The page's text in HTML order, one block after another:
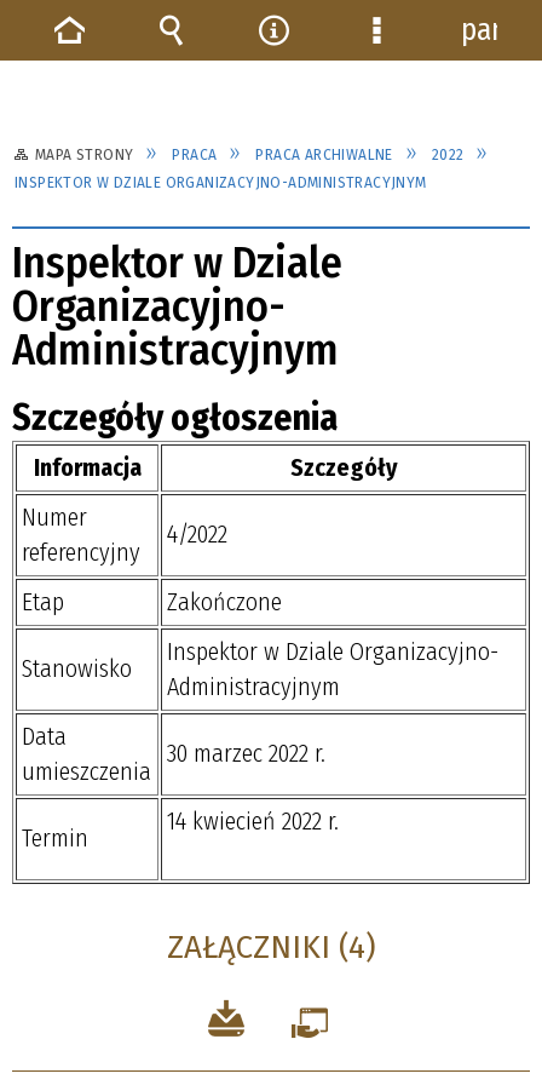
MAPA STRONY PRACA PRACA ARCHIWALNE
2022
INSPEKTOR W DZIALE ORGANIZACYJNO-ADMINISTRACYJNYM
Inspektor w Dziale
Organizacyjno-
Administracyjnym
Szczegóły ogłoszenia
Informacja
Szczegóły
Numer
referencyjny
4/2022
Etap Zakończone
Stanowisko
Inspektor w Dziale Organizacyjno-
Administracyjnym
Data
umieszczenia
30 marzec 2022 r.
Termin
14 kwiecień 2022 r.
ZAŁĄCZNIKI (4)
Strona Wyszukiwarka
NarzędziaMenu
panel